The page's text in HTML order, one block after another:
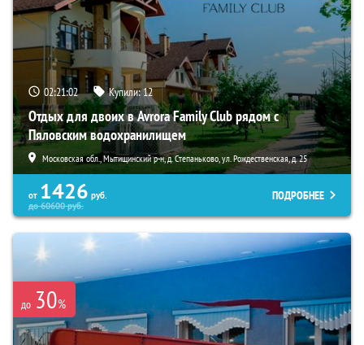
02:21:01 Купили:12
Отдых для двоих в Avrora Family Club рядом с
Пяловским водохранилищем
Московская обл., Мытищинский р-н, д. Степаньково, ул. Рождественская, д. 25
от 1426 руб.
до60600руб.
ПОДРОБНЕЕ
до 30%